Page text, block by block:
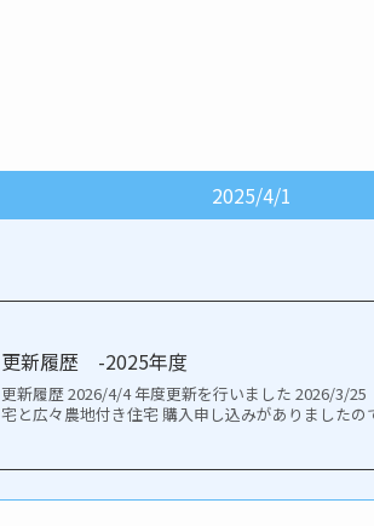
2025/4/1
更新履歴 -2025年度
更新履歴 2026/4/4 年度更新を行いました 2026/3/
宅と広々農地付き住宅 購入申し込みがありました